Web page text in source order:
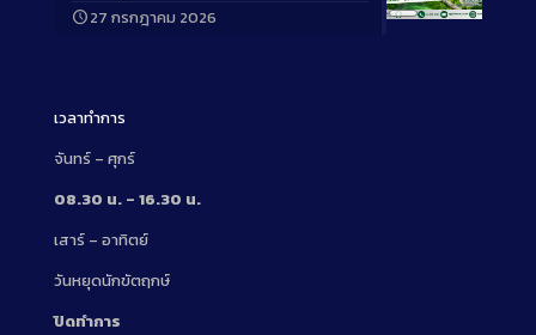
Long
27 กรกฎาคม 2026
เวลาทำการ
จันทร์ – ศุกร์
08.30 น. – 16.30 น.
เสาร์ – อาทิตย์
วันหยุดนักขัตฤกษ์
ปิดทำการ